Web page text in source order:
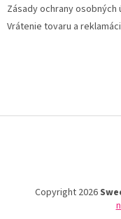
Zásady ochrany osobných
Vrátenie tovaru a
Copyright 2026